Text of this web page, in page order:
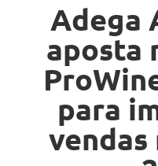
Adega
aposta
para